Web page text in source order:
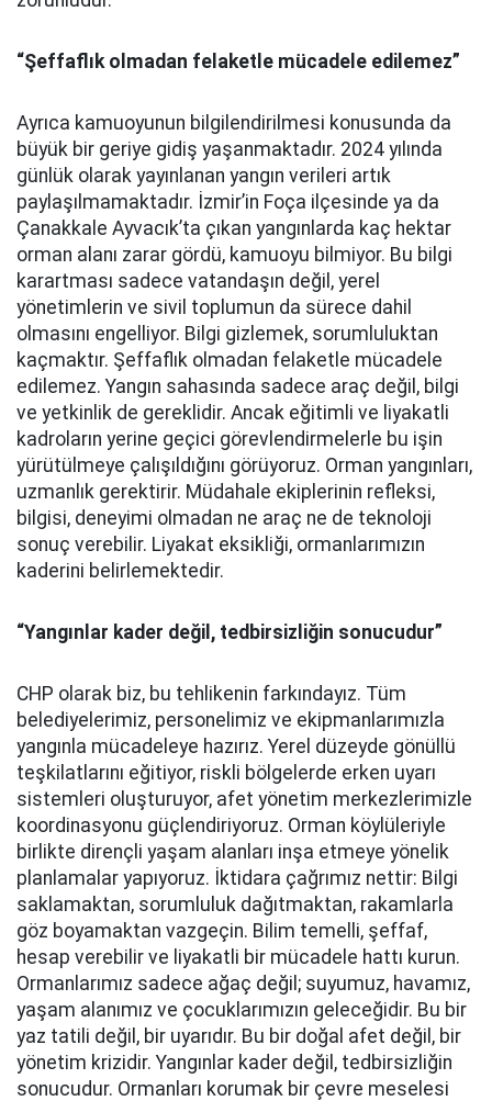
“Şeffaflık olmadan felaketle mücadele edilemez”
Ayrıca kamuoyunun bilgilendirilmesi konusunda da
büyük bir geriye gidiş yaşanmaktadır. 2024 yılında
günlük olarak yayınlanan yangın verileri artık
paylaşılmamaktadır. İzmir’in Foça ilçesinde ya da
Çanakkale Ayvacık’ta çıkan yangınlarda kaç hektar
orman alanı zarar gördü, kamuoyu bilmiyor. Bu bilgi
karartması sadece vatandaşın değil, yerel
yönetimlerin ve sivil toplumun da sürece dahil
olmasını engelliyor. Bilgi gizlemek, sorumluluktan
kaçmaktır. Şeffaflık olmadan felaketle mücadele
edilemez. Yangın sahasında sadece araç değil, bilgi
ve yetkinlik de gereklidir. Ancak eğitimli ve liyakatli
kadroların yerine geçici görevlendirmelerle bu işin
yürütülmeye çalışıldığını görüyoruz. Orman yangınları,
uzmanlık gerektirir. Müdahale ekiplerinin refleksi,
bilgisi, deneyimi olmadan ne araç ne de teknoloji
sonuç verebilir. Liyakat eksikliği, ormanlarımızın
kaderini belirlemektedir.
“Yangınlar kader değil, tedbirsizliğin sonucudur”
CHP olarak biz, bu tehlikenin farkındayız. Tüm
belediyelerimiz, personelimiz ve ekipmanlarımızla
yangınla mücadeleye hazırız. Yerel düzeyde gönüllü
teşkilatlarını eğitiyor, riskli bölgelerde erken uyarı
sistemleri oluşturuyor, afet yönetim merkezlerimizle
koordinasyonu güçlendiriyoruz. Orman köylüleriyle
birlikte dirençli yaşam alanları inşa etmeye yönelik
planlamalar yapıyoruz. İktidara çağrımız nettir: Bilgi
saklamaktan, sorumluluk dağıtmaktan, rakamlarla
göz boyamaktan vazgeçin. Bilim temelli, şeffaf,
hesap verebilir ve liyakatli bir mücadele hattı kurun.
Ormanlarımız sadece ağaç değil; suyumuz, havamız,
yaşam alanımız ve çocuklarımızın geleceğidir. Bu bir
yaz tatili değil, bir uyarıdır. Bu bir doğal afet değil, bir
yönetim krizidir. Yangınlar kader değil, tedbirsizliğin
sonucudur. Ormanları korumak bir çevre meselesi